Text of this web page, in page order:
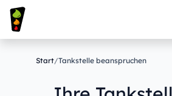
Start/Tankstelle beanspruchen